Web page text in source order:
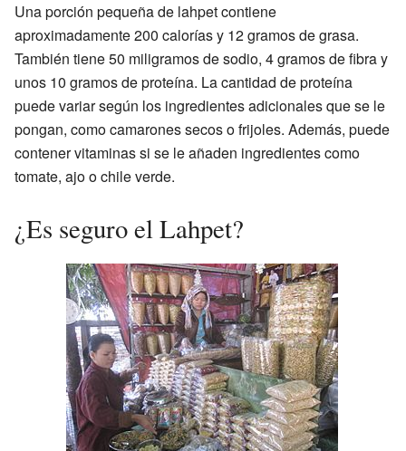
Una porción pequeña de lahpet contiene
aproximadamente 200 calorías y 12 gramos de grasa.
También tiene 50 miligramos de sodio, 4 gramos de fibra y
unos 10 gramos de proteína. La cantidad de proteína
puede variar según los ingredientes adicionales que se le
pongan, como camarones secos o frijoles. Además, puede
contener vitaminas si se le añaden ingredientes como
tomate, ajo o chile verde.
¿Es seguro el Lahpet?